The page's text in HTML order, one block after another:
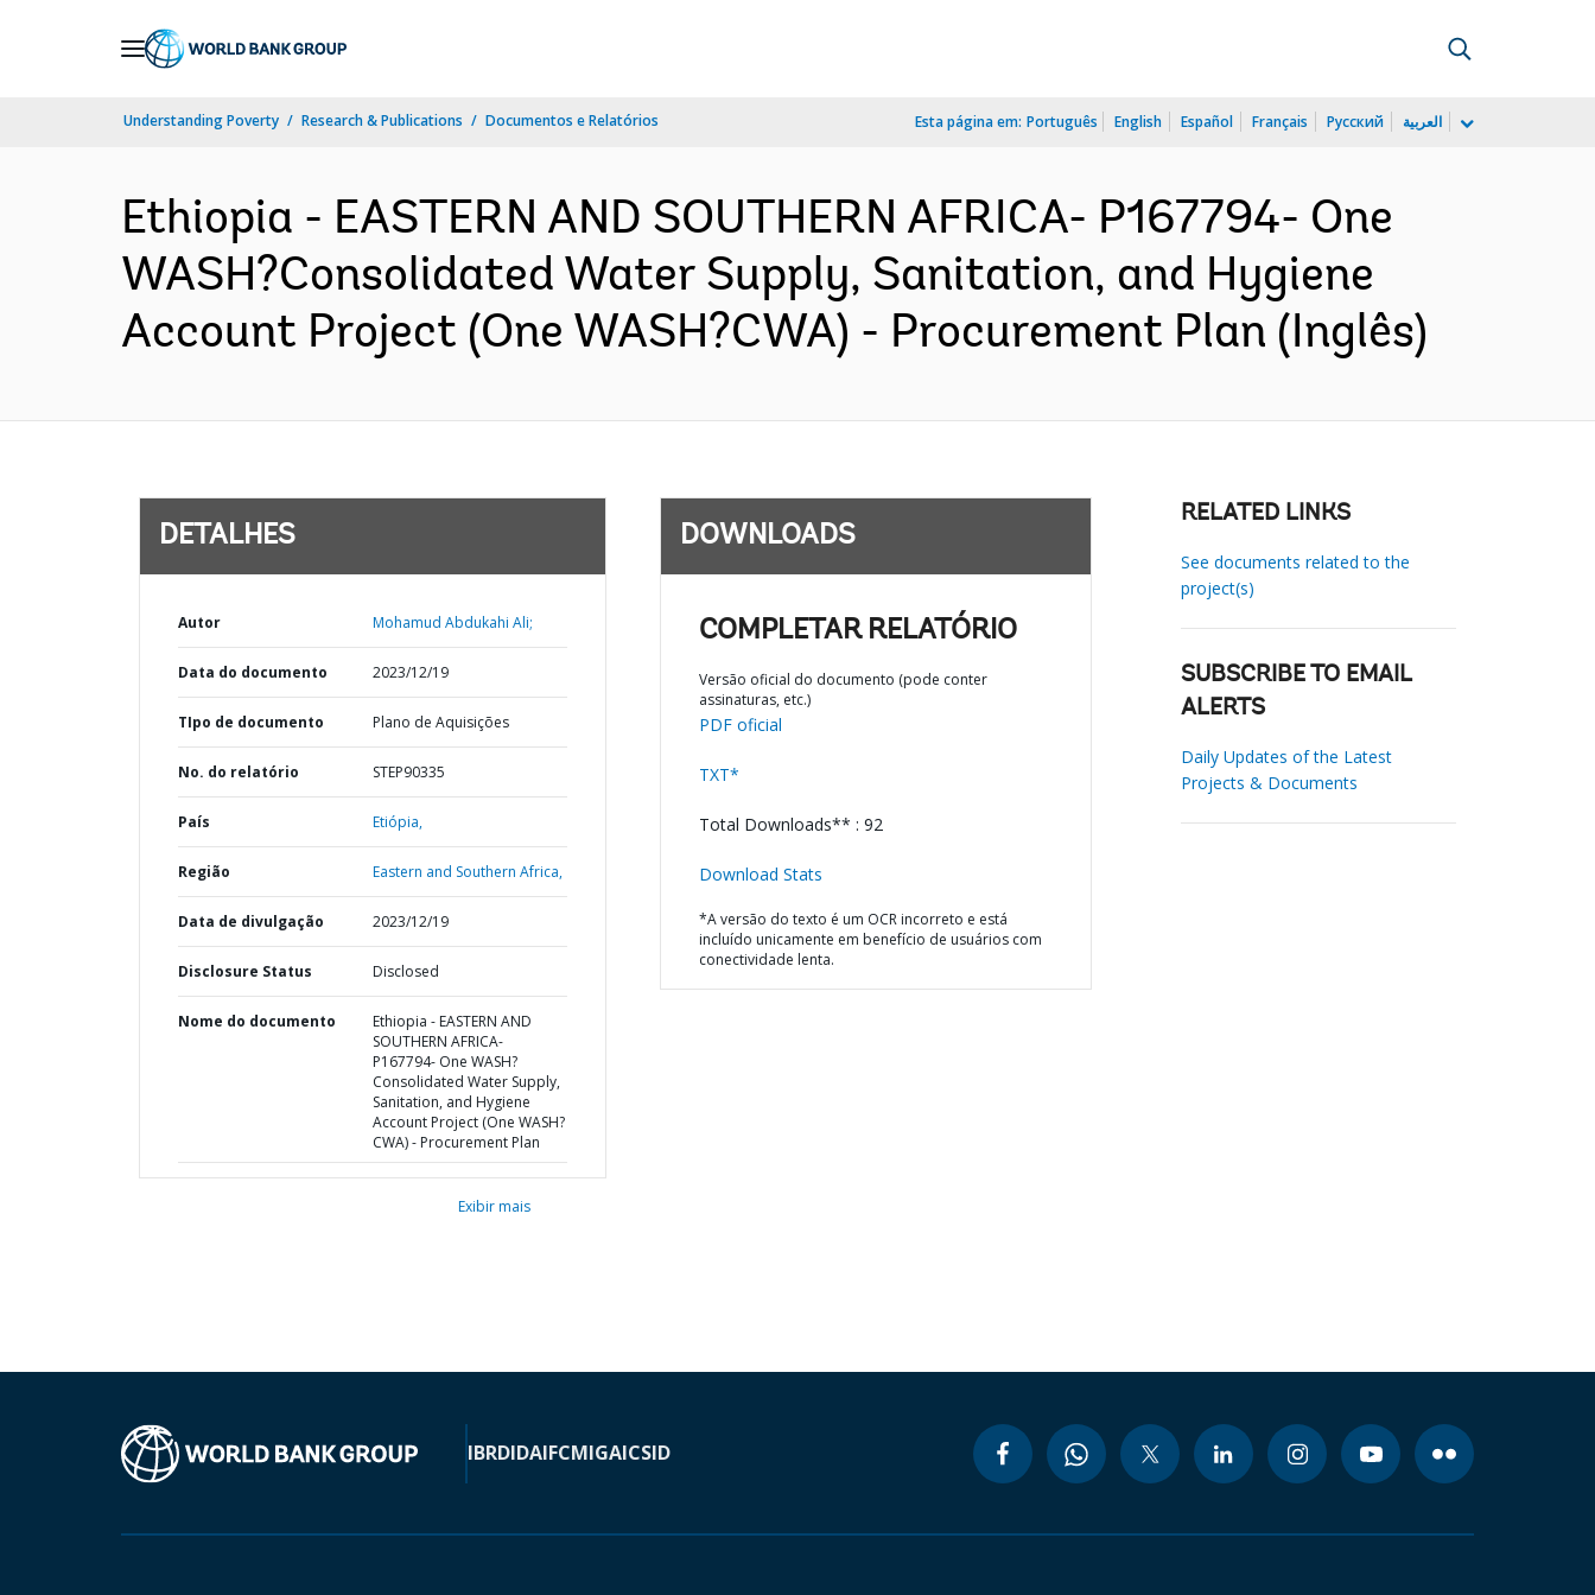
Understanding Poverty Research & Publications Documentos e Relatórios Esta página em: Português English Español Français Русский العربية
Ethiopia - EASTERN AND SOUTHERN AFRICA- P167794- One
WASH?Consolidated Water Supply, Sanitation, and Hygiene
Account Project (One WASH?CWA) - Procurement Plan (Inglês)
DETALHES
Autor Mohamud Abdukahi Ali;
Data do documento 2023/12/19
TIpo de documento Plano de Aquisições
No. do relatório STEP90335
País Etiópia,
Região Eastern and Southern Africa,
Data de divulgação 2023/12/19
Disclosure Status Disclosed
Nome do documento
Ethiopia - EASTERN AND
SOUTHERN AFRICA-
P167794- One WASH?
Consolidated Water Supply,
Sanitation, and Hygiene
Account Project (One WASH?
CWA) - Procurement Plan
Exibir mais
DOWNLOADS
COMPLETAR RELATÓRIO
Versão oficial do documento (pode conter
assinaturas, etc.)
PDF oficial
TXT*
Total Downloads** : 92
Download Stats
*A versão do texto é um OCR incorreto e está
incluído unicamente em benefício de usuários com
conectividade lenta.
RELATED LINKS
See documents related to the
project(s)
SUBSCRIBE TO EMAIL
ALERTS
Daily Updates of the Latest
Projects & Documents
IBRDIDAIFCMIGAICSID